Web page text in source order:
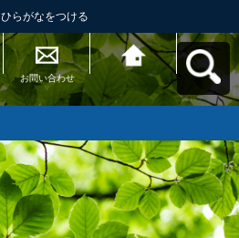
ひらがなをつける
お問い合わせ
あだち協働パートナ
ーサイトへ戻る